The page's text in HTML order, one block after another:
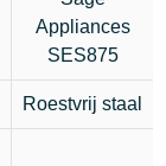
Appliances
SES875
Roestvrij staal